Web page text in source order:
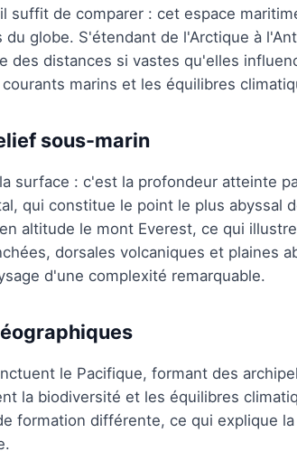
suffit de comparer : cet espace
globe. S'étendant de l'Arctique à
des distances si vastes qu'elles
marins et les équilibres
sous-marin
surface : c'est la profondeur atteinte
qui constitue le point le plus abyssal
altitude le mont Everest, ce qui
dorsales volcaniques et plaines
d'une complexité remarquable.
le Pacifique, formant des
la biodiversité et les équilibres
formation différente, ce qui explique